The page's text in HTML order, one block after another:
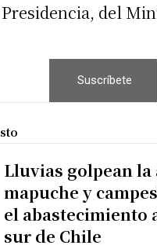
del
Suscríbete
Lluvias golpean
mapuche y
el abastecimiento
sur de Chile